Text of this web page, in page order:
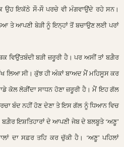
ਉਹ ਇਕੱਠੇ ਸੌ-ਸੌ ਪਰਚੇ ਵੀ ਮੰਗਵਾਉਂਦੇ ਰਹੇ ਸਨ।
ਤੇ ਆਪਣੀ ਬੇੜੀ ਨੂੰ ਇਨ੍ਹਾਂ ਤੋਂ ਬਚਾਉਣ ਲਈ ਪਰਾਂ
ਬੜੀ ਜ਼ਰੂਰੀ ਹੈ। ਪਰ ਅਸੀਂ ਤਾਂ ਬਗ਼ੈਰ
ਲਿਆ ਸੀ। ਕੁੱਝ ਹੀ ਅੰਕਾਂ ਬਾਅਦ ਮੈਂ ਮਹਿਸੂਸ ਕਰ
ਕੋਲ ਲੋੜੀਂਦਾ ਸਾਧਨ ਹੋਣਾ ਜ਼ਰੂਰੀ ਹੈ। ਮੈਂ ਇਹ ਗੱਲ
ਬੰਦ ਨਹੀਂ ਹੋਣ ਦੇਣਾ ਤੇ ਇਸ ਗੱਲ ਨੂੰ ਧਿਆਨ ਵਿਚ
ਇਸ਼ਤਿਹਾਰਾਂ ਦੇ ਆਪਣੀ ਜੇਬ ਦੇ ਬਲਬੂਤੇ ‘ਅਣੂ’
ਦਾ ਸਫ਼ਰ ਤਹਿ ਕਰ ਚੁੱਕੀ ਹੈ। ‘ਅਣੂ’ ਪਹਿਲਾਂ